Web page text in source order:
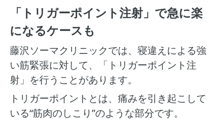
「トリガーポイント注射」で急に楽
になるケースも
藤沢ソーマクリニックでは、寝違えによる強
い筋緊張に対して、「トリガーポイント注
射」を行うことがあります。
トリガーポイントとは、痛みを引き起こして
いる“筋肉のしこり”のような部分です。